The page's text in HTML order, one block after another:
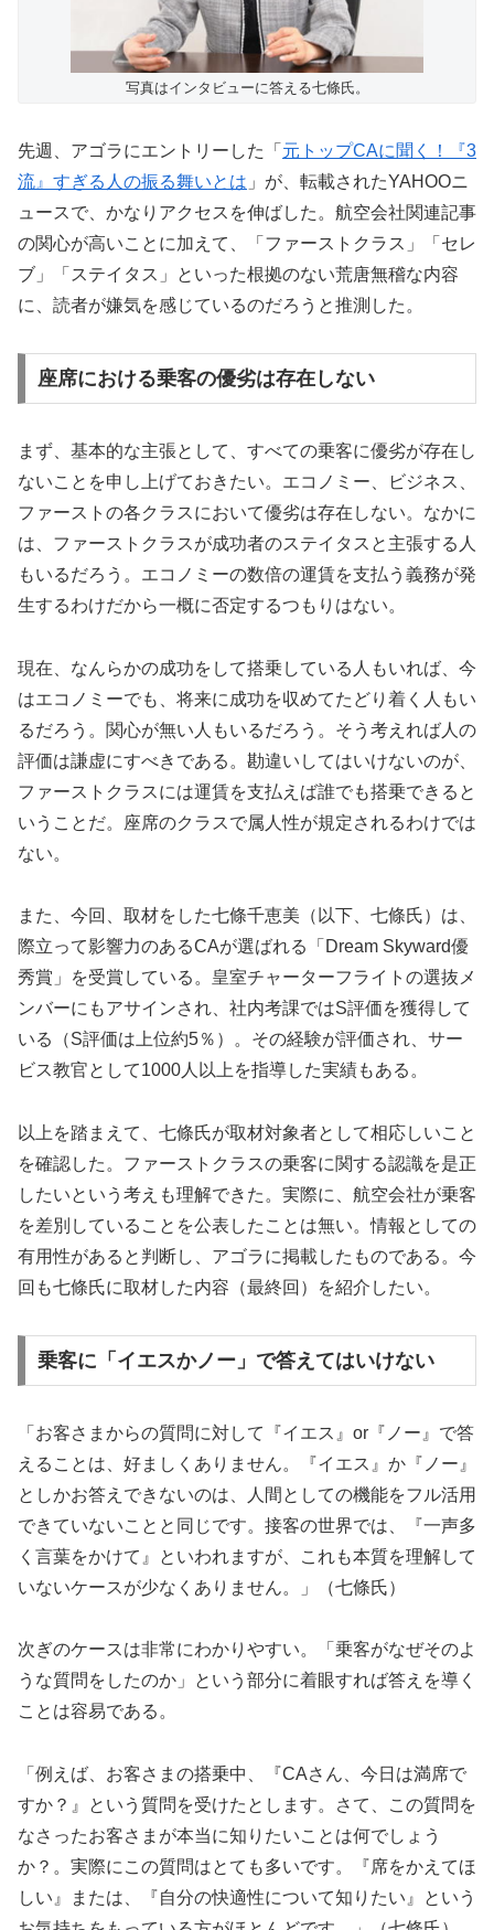
写真はインタビューに答える七條氏。
先週、アゴラにエントリーした「 元トップCAに聞く！『3
流』すぎる人の振る舞いとは 」が、転載されたYAHOOニ
ュースで、かなりアクセスを伸ばした。航空会社関連記事
の関心が高いことに加えて、「ファーストクラス」「セレ
ブ」「ステイタス」といった根拠のない荒唐無稽な内容
に、読者が嫌気を感じているのだろうと推測した。
座席における乗客の優劣は存在しない
まず、基本的な主張として、すべての乗客に優劣が存在し
ないことを申し上げておきたい。エコノミー、ビジネス、
ファーストの各クラスにおいて優劣は存在しない。なかに
は、ファーストクラスが成功者のステイタスと主張する人
もいるだろう。エコノミーの数倍の運賃を支払う義務が発
生するわけだから一概に否定するつもりはない。
現在、なんらかの成功をして搭乗している人もいれば、今
はエコノミーでも、将来に成功を収めてたどり着く人もい
るだろう。関心が無い人もいるだろう。そう考えれば人の
評価は謙虚にすべきである。勘違いしてはいけないのが、
ファーストクラスには運賃を支払えば誰でも搭乗できると
いうことだ。座席のクラスで属人性が規定されるわけでは
ない。
また、今回、取材をした七條千恵美（以下、七條氏）は、
際立って影響力のあるCAが選ばれる「Dream Skyward優
秀賞」を受賞している。皇室チャーターフライトの選抜メ
ンバーにもアサインされ、社内考課ではS評価を獲得して
いる（S評価は上位約5％）。その経験が評価され、サー
ビス教官として1000人以上を指導した実績もある。
以上を踏まえて、七條氏が取材対象者として相応しいこと
を確認した。ファーストクラスの乗客に関する認識を是正
したいという考えも理解できた。実際に、航空会社が乗客
を差別していることを公表したことは無い。情報としての
有用性があると判断し、アゴラに掲載したものである。今
回も七條氏に取材した内容（最終回）を紹介したい。
乗客に「イエスかノー」で答えてはいけない
「お客さまからの質問に対して『イエス』or『ノー』で答
えることは、好ましくありません。『イエス』か『ノー』
としかお答えできないのは、人間としての機能をフル活用
できていないことと同じです。接客の世界では、『一声多
く言葉をかけて』といわれますが、これも本質を理解して
いないケースが少なくありません。」（七條氏）
次ぎのケースは非常にわかりやすい。「乗客がなぜそのよ
うな質問をしたのか」という部分に着眼すれば答えを導く
ことは容易である。
「例えば、お客さまの搭乗中、『CAさん、今日は満席で
すか？』という質問を受けたとします。さて、この質問を
なさったお客さまが本当に知りたいことは何でしょう
か？。実際にこの質問はとても多いです。『席をかえてほ
しい』または、『自分の快適性について知りたい』という